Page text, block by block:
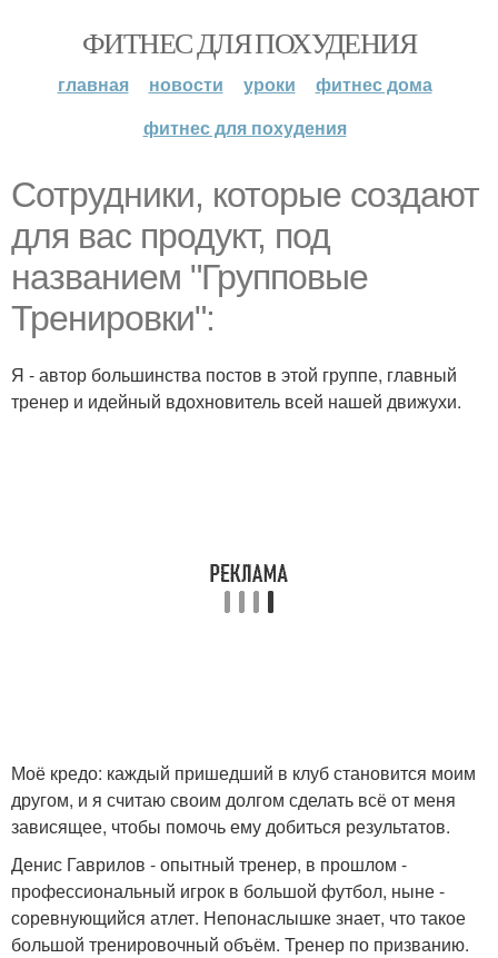
ФИТНЕС ДЛЯ ПОХУДЕНИЯ
главная новости уроки
фитнес дома
фитнес для похудения
Сотрудники, которые создают
для вас продукт, под
названием "Групповые
Тренировки":
Я - автор большинства постов в этой группе, главный
тренер и идейный вдохновитель всей нашей движухи.
Моё кредо: каждый пришедший в клуб становится моим
другом, и я считаю своим долгом сделать всё от меня
зависящее, чтобы помочь ему добиться результатов.
Денис Гаврилов - опытный тренер, в прошлом -
профессиональный игрок в большой футбол, ныне -
соревнующийся атлет. Непонаслышке знает, что такое
большой тренировочный объём. Тренер по призванию.